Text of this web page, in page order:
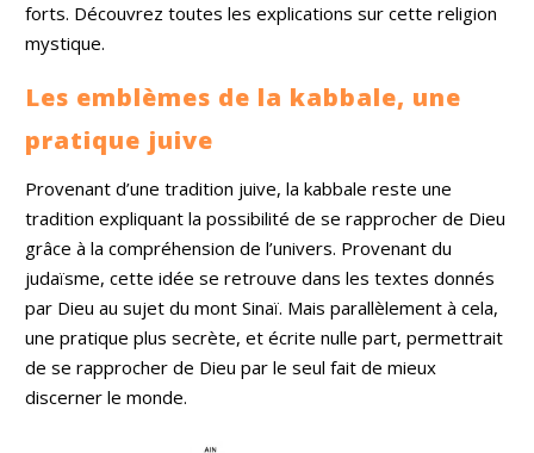
forts. Découvrez toutes les explications sur cette religion
mystique.
Les emblèmes de la kabbale, une
pratique juive
Provenant d’une tradition juive, la kabbale reste une
tradition expliquant la possibilité de se rapprocher de Dieu
grâce à la compréhension de l’univers. Provenant du
judaïsme, cette idée se retrouve dans les textes donnés
par Dieu au sujet du mont Sinaï. Mais parallèlement à cela,
une pratique plus secrète, et écrite nulle part, permettrait
de se rapprocher de Dieu par le seul fait de mieux
discerner le monde.